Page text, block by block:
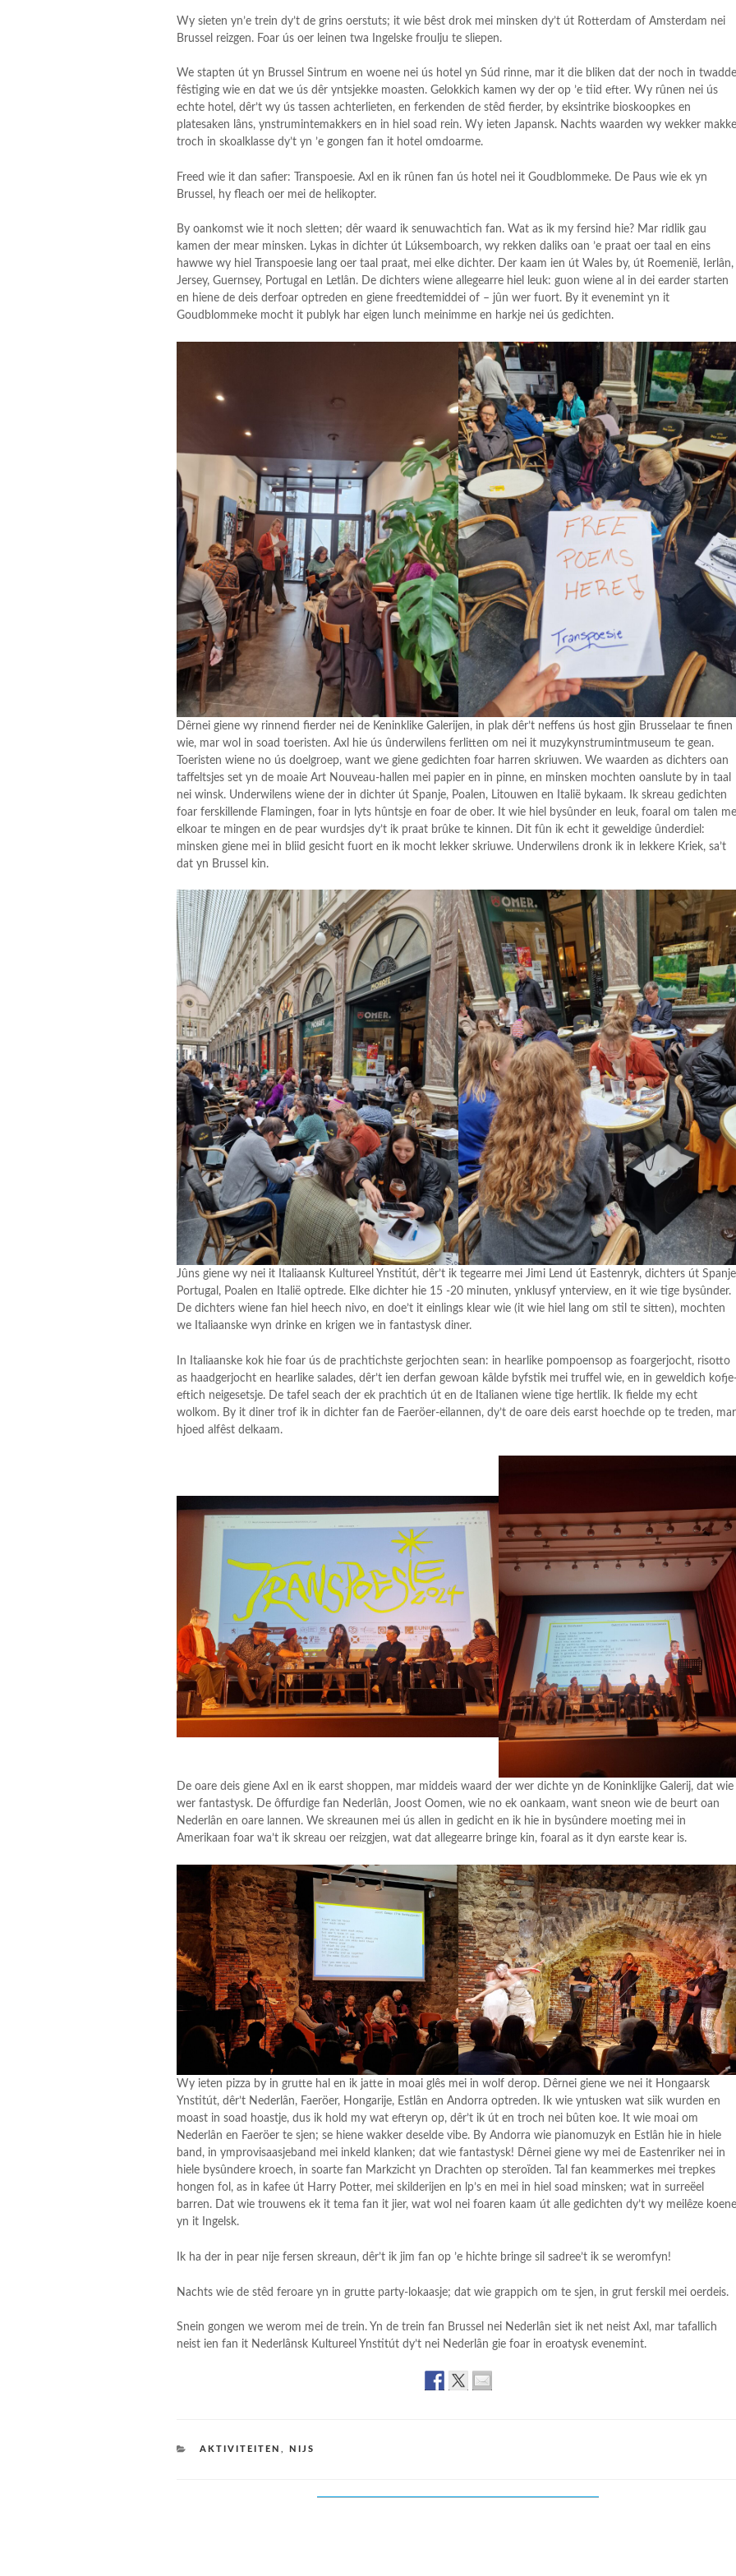
Wy sieten yn’e trein dy’t de grins oerstuts; it wie bêst drok mei minsken dy’t út Rotterdam of Amsterdam nei
Brussel reizgen. Foar ús oer leinen twa Ingelske froulju te sliepen.
We stapten út yn Brussel Sintrum en woene nei ús hotel yn Súd rinne, mar it die bliken dat der noch in
fêstiging wie en dat we ús dêr yntsjekke moasten. Gelokkich kamen wy der op ’e tiid efter. Wy rûnen nei ús
echte hotel, dêr’t wy ús tassen achterlieten, en ferkenden de stêd fierder, by eksintrike bioskoopkes en
platesaken lâns, ynstrumintemakkers en in hiel soad rein. Wy ieten Japansk. Nachts waarden wy wekker
troch in skoalklasse dy’t yn ’e gongen fan it hotel omdoarme.
Freed wie it dan safier: Transpoesie. Axl en ik rûnen fan ús hotel nei it Goudblommeke. De Paus wie ek yn
Brussel, hy fleach oer mei de helikopter.
By oankomst wie it noch sletten; dêr waard ik senuwachtich fan. Wat as ik my fersind hie? Mar ridlik gau
kamen der mear minsken. Lykas in dichter út Lúksemboarch, wy rekken daliks oan ’e praat oer taal en eins
hawwe wy hiel Transpoesie lang oer taal praat, mei elke dichter. Der kaam ien út Wales by, út Roemenië, Ierlân,
Jersey, Guernsey, Portugal en Letlân. De dichters wiene allegearre hiel leuk: guon wiene al in dei earder starten
en hiene de deis derfoar optreden en giene freedtemiddei of – jûn wer fuort. By it evenemint yn it
Goudblommeke mocht it publyk har eigen lunch meinimme en harkje nei ús gedichten.
Dêrnei giene wy rinnend fierder nei de Keninklike Galerijen, in plak dêr’t neffens ús host gjin Brusselaar te finen
wie, mar wol in soad toeristen. Axl hie ús ûnderwilens ferlitten om nei it muzykynstrumintmuseum te gean.
Toeristen wiene no ús doelgroep, want we giene gedichten foar harren skriuwen. We waarden as dichters oan
taffeltsjes set yn de moaie Art Nouveau-hallen mei papier en in pinne, en minsken mochten oanslute by in taal
nei winsk. Underwilens wiene der in dichter út Spanje, Poalen, Litouwen en Italië bykaam. Ik skreau gedichten
foar ferskillende Flamingen, foar in lyts hûntsje en foar de ober. It wie hiel bysûnder en leuk, foaral om talen
elkoar te mingen en de pear wurdsjes dy’t ik praat brûke te kinnen. Dit fûn ik echt it geweldige ûnderdiel:
minsken giene mei in bliid gesicht fuort en ik mocht lekker skriuwe. Underwilens dronk ik in lekkere Kriek, sa’t
dat yn Brussel kin.
Jûns giene wy nei it Italiaansk Kultureel Ynstitút, dêr’t ik tegearre mei Jimi Lend út Eastenryk, dichters út
Portugal, Poalen en Italië optrede. Elke dichter hie 15 -20 minuten, ynklusyf ynterview, en it wie tige bysûnder.
De dichters wiene fan hiel heech nivo, en doe’t it einlings klear wie (it wie hiel lang om stil te sitten), mochten
we Italiaanske wyn drinke en krigen we in fantastysk diner.
In Italiaanske kok hie foar ús de prachtichste gerjochten sean: in hearlike pompoensop as foargerjocht, risotto
as haadgerjocht en hearlike salades, dêr’t ien derfan gewoan kâlde byfstik mei truffel wie, en in geweldich
eftich neigesetsje. De tafel seach der ek prachtich út en de Italianen wiene tige hertlik. Ik fielde my echt
wolkom. By it diner trof ik in dichter fan de Faeröer-eilannen, dy’t de oare deis earst hoechde op te treden, mar
hjoed alfêst delkaam.
De oare deis giene Axl en ik earst shoppen, mar middeis waard der wer dichte yn de Koninklijke Galerij, dat wie
wer fantastysk. De ôffurdige fan Nederlân, Joost Oomen, wie no ek oankaam, want sneon wie de beurt oan
Nederlân en oare lannen. We skreaunen mei ús allen in gedicht en ik hie in bysûndere moeting mei in
Amerikaan foar wa’t ik skreau oer reizgjen, wat dat allegearre bringe kin, foaral as it dyn earste kear is.
Wy ieten pizza by in grutte hal en ik jatte in moai glês mei in wolf derop. Dêrnei giene we nei it Hongaarsk
Ynstitút, dêr’t Nederlân, Faeröer, Hongarije, Estlân en Andorra optreden. Ik wie yntusken wat siik wurden en
moast in soad hoastje, dus ik hold my wat efteryn op, dêr’t ik út en troch nei bûten koe. It wie moai om
Nederlân en Faeröer te sjen; se hiene wakker deselde vibe. By Andorra wie pianomuzyk en Estlân hie in hiele
band, in ymprovisaasjeband mei inkeld klanken; dat wie fantastysk! Dêrnei giene wy mei de Eastenriker nei in
hiele bysûndere kroech, in soarte fan Markzicht yn Drachten op steroïden. Tal fan keammerkes mei trepkes
hongen fol, as in kafee út Harry Potter, mei skilderijen en lp’s en mei in hiel soad minsken; wat in surreëel
barren. Dat wie trouwens ek it tema fan it jier, wat wol nei foaren kaam út alle gedichten dy’t wy meilêze
yn it Ingelsk.
Ik ha der in pear nije fersen skreaun, dêr’t ik jim fan op ’e hichte bringe sil sadree’t ik se weromfyn!
Nachts wie de stêd feroare yn in grutte party-lokaasje; dat wie grappich om te sjen, in grut ferskil mei oerdeis.
Snein gongen we werom mei de trein. Yn de trein fan Brussel nei Nederlân siet ik net neist Axl, mar tafallich
neist ien fan it Nederlânsk Kultureel Ynstitút dy’t nei Nederlân gie foar in eroatysk evenemint.
CATEGORIES
AKTIVITEITEN NIJS